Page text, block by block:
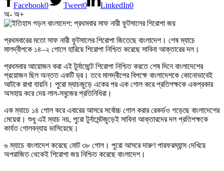
Facebook0 Tweet0 LinkedIn0
অ- অ+
প্রথমবারের মতো সাফ নারী ফুটসালের শিরোপা জিতেছে বাংলাদেশ। শেষ ম্যাচে
মালদ্বীপকে ১৪–২ গোলে হারিয়ে শিরোপা নিশ্চিত করেছে সাবিনা আক্তারের দল।
প্রথমবার আয়োজন করা এই টুর্নামেন্টে শিরোপা নিশ্চিত করতে শেষ দিনে বাংলাদেশের
প্রয়োজন ছিল অন্তত একটি ড্র। তবে মালদ্বীপের বিপক্ষে বাংলাদেশকে কোনোভাবেই
আটকে রাখা যায়নি। পুরো ম্যাচজুড়ে একের পর এক গোল করে প্রতিপক্ষকে একপ্রকার
অসহায় করে দেয় লাল-সবুজের প্রতিনিধিরা।
এক ম্যাচে ১৪ গোল করে এবারের আসরে সর্বোচ্চ গোল করার রেকর্ডও গড়েছে বাংলাদেশের
মেয়েরা। শুধু এই ম্যাচ নয়, পুরো টুর্নামেন্টজুড়েই সাবিনা আক্তারদের দল প্রতিপক্ষকে
কার্যত গোলবন্যায় ভাসিয়েছে।
৬ ম্যাচে বাংলাদেশ করেছে মোট ৩৮ গোল। পুরো আসরে দারুণ পারফরম্যান্স দেখিয়ে
অপরাজিত থেকেই শিরোপা জয় নিশ্চিত করেছে বাংলাদেশ।